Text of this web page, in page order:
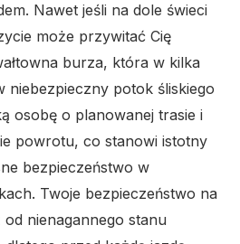
Nawet jeśli na dole świeci
może przywitać Cię
burza, która w kilka
niebezpieczny potok śliskiego
osobę o planowanej trasie i
powrotu, co stanowi istotny
bezpieczeństwo w
Twoje bezpieczeństwo na
nienagannego stanu